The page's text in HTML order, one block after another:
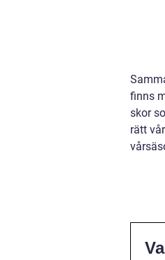
finns
skor
rätt